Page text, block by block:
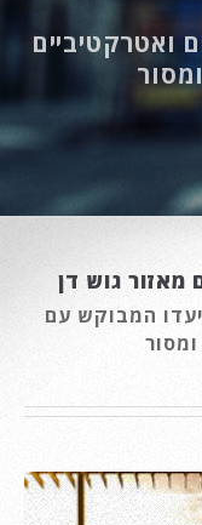
ואטרקטיביים
מאזור גוש דן
המבוקש עם